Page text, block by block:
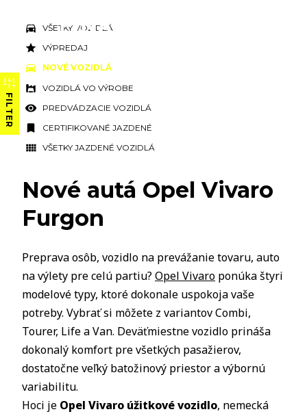
FILTER
VŠETKY VOZIDLÁ
VÝPREDAJ
NOVÉ VOZIDLÁ
VOZIDLÁ VO VÝROBE
PREDVÁDZACIE VOZIDLÁ
CERTIFIKOVANÉ JAZDENÉ
VŠETKY JAZDENÉ VOZIDLÁ
Nové autá Opel Vivaro
Furgon
Preprava osôb, vozidlo na prevážanie tovaru, auto
na výlety pre celú partiu? Opel Vivaro ponúka štyri
modelové typy, ktoré dokonale uspokoja vaše
potreby. Vybrať si môžete z variantov Combi,
Tourer, Life a Van. Deväťmiestne vozidlo prináša
dokonalý komfort pre všetkých pasažierov,
dostatočne veľký batožinový priestor a výbornú
variabilitu.
Hoci je Opel Vivaro úžitkové vozidlo, nemecká